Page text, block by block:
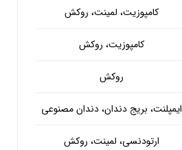
کامپوزیت، لمینت، روکش
کامپوزیت، روکش
روکش
ایمپلنت، بریج دندان، دندان مصنوعی
ارتودنسی، لمینت، روکش